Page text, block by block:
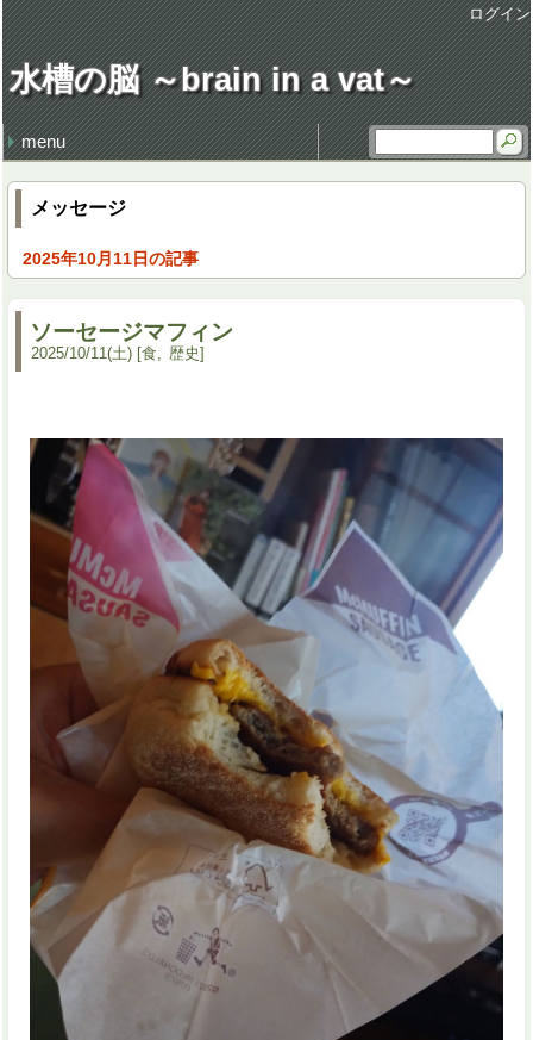
ログイン
水槽の脳 ～brain in a vat～
menu
最近の記事
地獄の行軍
休日飲み
3代目クラウン
Sadness
味噌ラーメン
最近のコメント
謹賀新年 system admin
タグ健康・病気 (106)
仕事 (35)
職場 (21)
意見 (9)
食 (59)
時事 (37)
交通 (14)
地域 (61)
映画 (23)
音楽 (34)
趣味 (36)
書籍 (4)
宇宙 (8)
家族 (45)
文化 (69)
その他 (20)
デザイン (8)
流行 (7)
住 (6)
レトロ (27)
技術 (22)
言葉 (9)
季節 (19)
行事 (20)
生活 (39)
天気・気象 (11)
酒 (14)
精神 (46)
自然 (8)
モノ・道具 (8)
歴史 (14)
政治 (4)
旅行 (31)
文学 (1)
植物 (3)
スポーツ (6)
思い出 (2)
メッセージ
2025年10月11日の記事
ソーセージマフィン
2025/10/11(土) 食 歴史